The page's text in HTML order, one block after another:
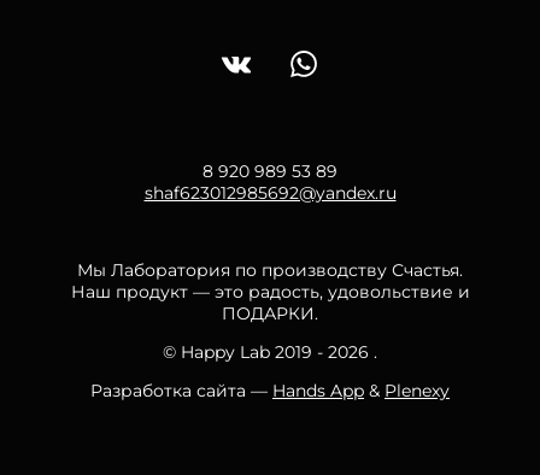
8 920 989 53 89
shaf623012985692@yandex.ru
Мы Лаборатория по производству Счастья.
Наш продукт — это радость, удовольствие и
ПОДАРКИ.
© Happy Lab 2019 - 2026 .
Разработка сайта — Hands App & Plenexy